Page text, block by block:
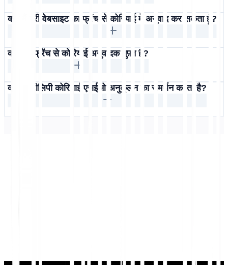
क्या मैं पूरी वेबसाइट का फ्रेंच से कोरियाई में अनुवाद कर सकता हूँ?
क्या यह फ्रेंच से कोरियाई अनुवादक मुफ़्त है?
क्या मल्टीलिपी कोरियाई एसईओ अनुकूलन का समर्थन करता है?